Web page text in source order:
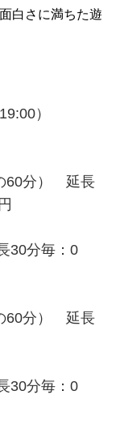
白さに満ちた遊
）
分） 延長
分毎：0
分） 延長
分毎：0